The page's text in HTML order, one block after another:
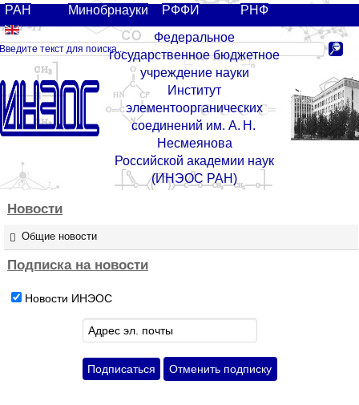
РАН Минобрнауки РФФИ
РНФ
Федеральное
государственное бюджетное
учреждение науки
Институт
элементоорганических
соединений им. А. Н.
Несмеянова
Российской академии наук
(ИНЭОС РАН)
Новости
Общие новости
Подписка на новости
Новости ИНЭОС